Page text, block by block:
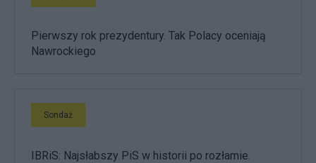
Pierwszy rok prezydentury. Tak Polacy oceniają
Nawrockiego
Sondaż
IBRiS: Najsłabszy PiS w historii po rozłamie.